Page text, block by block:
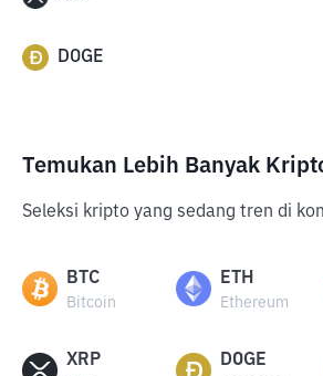
DOGE
Temukan Lebih Banyak
Seleksi kripto yang sedang tren di
BTC
Bitcoin
ETH
Ethereum
XRP DOGE